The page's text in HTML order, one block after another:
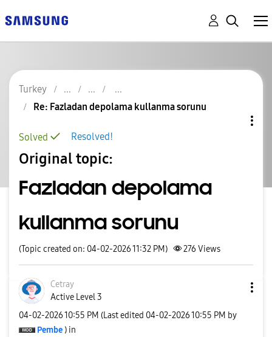
Turkey
Re: Fazladan depolama kullanma sorunu
Resolved!
Solved
Original topic:
Fazladan depolama
kullanma sorunu
(Topic created on: 04-02-2026 11:32 PM) 276 Views
Cetray
Active Level 3
‎04-02-202610:55 PM (Last edited ‎04-02-202610:55 PM by
Pembe ) in